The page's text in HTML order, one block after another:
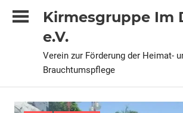
Inhalt
Kirmesgruppe Im
e.V.
Verein zur Förderung der Heimat-
Brauchtumspflege